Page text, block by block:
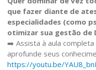
que fazer diante de
especialidades (como
otimizar sua gestão de
➡️ Assista à aula completa
aprofunde seus
https://youtu.be/